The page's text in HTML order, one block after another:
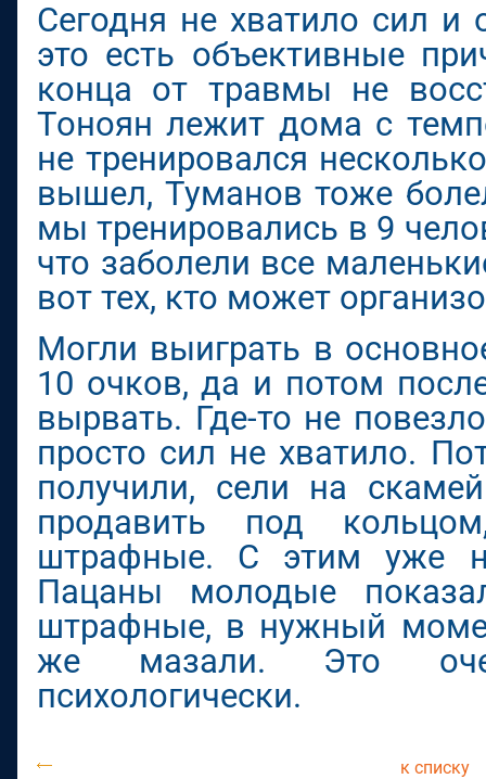
Сегодня не хватило сил и
это есть объективные
конца от травмы не
Тоноян лежит дома с
не тренировался
вышел, Туманов тоже
мы тренировались в 9
что заболели все
вот тех, кто может
Могли выиграть в
10 очков, да и потом
вырвать. Где-то не
просто сил не хватило.
получили, сели на
продавить под
штрафные. С этим уже
Пацаны молодые
штрафные, в нужный
же мазали. Это
психологически.
к списку